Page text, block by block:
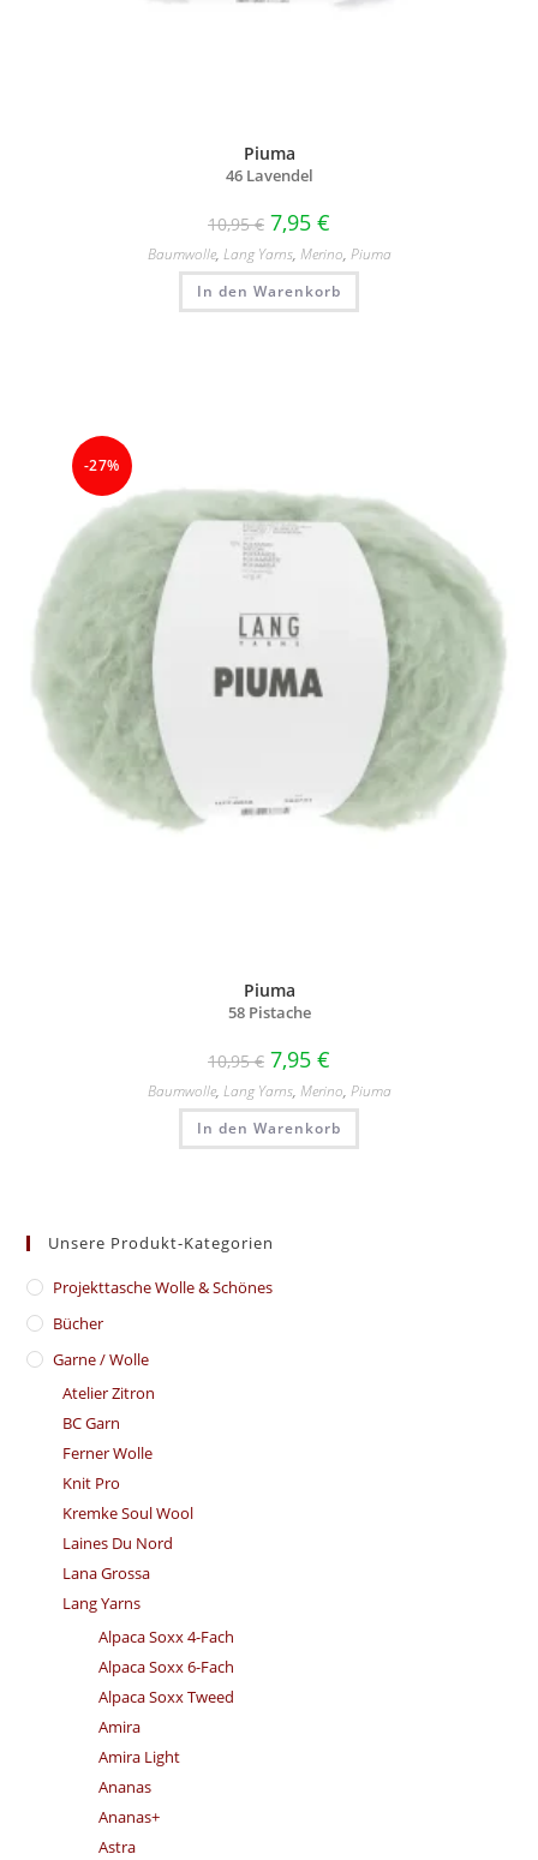
Piuma
46 Lavendel
10,95€ 7,95 €
Baumwolle, Lang Yarns, Merino, Piuma
In den Warenkorb
-27%
Piuma
58 Pistache
10,95€ 7,95 €
Baumwolle, Lang Yarns, Merino, Piuma
In den Warenkorb
Unsere Produkt-Kategorien
​Projekttasche Wolle & Schönes
Bücher
Garne / Wolle
Atelier Zitron
BC Garn
Ferner Wolle
Knit Pro
Kremke Soul Wool
Laines Du Nord
Lana Grossa
Lang Yarns
Alpaca Soxx 4-Fach
Alpaca Soxx 6-Fach
Alpaca Soxx Tweed
Amira
Amira Light
Ananas
Ananas+
Astra